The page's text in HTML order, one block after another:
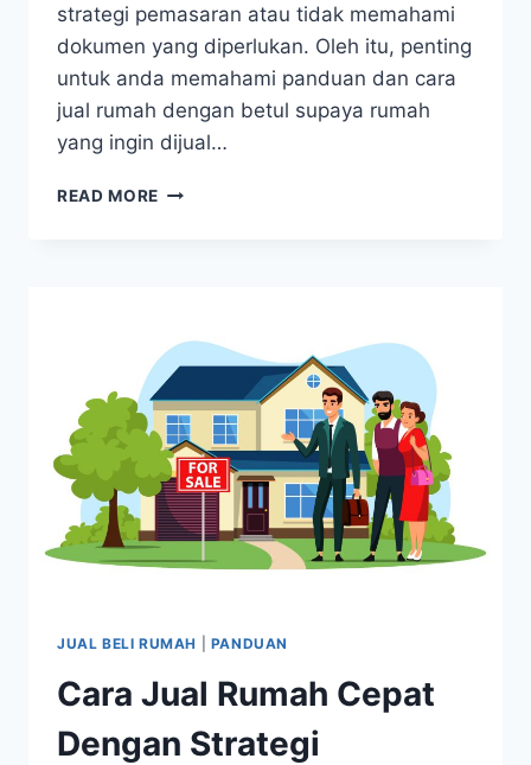
strategi pemasaran atau tidak memahami
dokumen yang diperlukan. Oleh itu, penting
untuk anda memahami panduan dan cara
jual rumah dengan betul supaya rumah
yang ingin dijual…
READ MORE
JUAL BELI RUMAH PANDUAN
Cara Jual Rumah Cepat
Dengan Strategi